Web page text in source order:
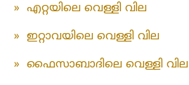
» എറ്റയിലെ വെള്ളി വില
» ഇറ്റാവയിലെ വെള്ളി വില
» ഫൈസാബാദിലെ വെള്ളി വില